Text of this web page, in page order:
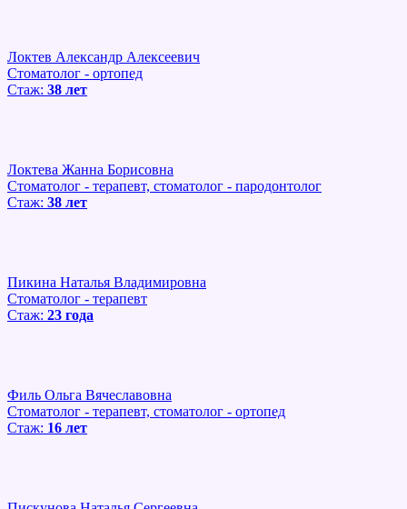
Локтев Александр Алексеевич
Стоматолог - ортопед
Стаж: 38 лет
Локтева Жанна Борисовна
Стоматолог - терапевт, стоматолог - пародонтолог
Стаж: 38 лет
Пикина Наталья Владимировна
Стоматолог - терапевт
Стаж: 23 года
Филь Ольга Вячеславовна
Стоматолог - терапевт, стоматолог - ортопед
Стаж: 16 лет